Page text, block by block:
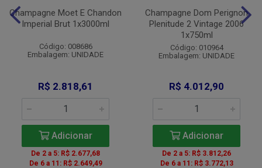
Champagne Moet E Chandon
Imperial Brut 1x3000ml
Código: 008686
Embalagem: UNIDADE
R$ 2.818,61
Adicionar
De 2 a 5: R$ 2.677,68
De 6 a 11: R$ 2.649,49
Champagne Dom Perignon
Plenitude 2 Vintage 2006
1x750ml
Código: 010964
Embalagem: UNIDADE
R$ 4.012,90
Adicionar
De 2 a 5: R$ 3.812,26
De 6 a 11: R$ 3.772,13